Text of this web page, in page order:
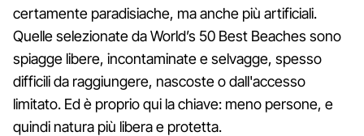
certamente paradisiache, ma anche più artificiali.
Quelle selezionate da World’s 50 Best Beaches sono
spiagge libere, incontaminate e selvagge, spesso
difficili da raggiungere, nascoste o dall'accesso
limitato. Ed è proprio qui la chiave: meno persone, e
quindi natura più libera e protetta.